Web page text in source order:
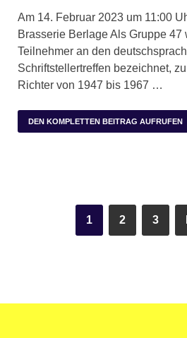
Am 14. Februar 2023 um 11:00
Brasserie Berlage Als Gruppe 47
Teilnehmer an den
Schriftstellertreffen bezeichnet,
Richter von 1947 bis 1967 …
DEN KOMPLETTEN BEITRAG AUFRUFEN
1 2 3